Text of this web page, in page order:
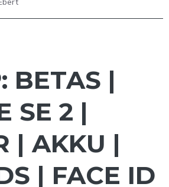
BETAS |
SE 2 |
| AKKU |
| FACE ID